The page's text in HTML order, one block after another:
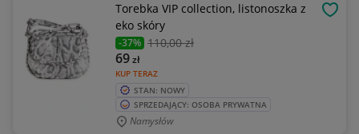
Torebka VIP collection, listonoszka z
eko skóry
-37% 110,00 zł
KUP TERAZ
69zł
STAN: NOWY
SPRZEDAJĄCY: OSOBA PRYWATNA
Namysłów